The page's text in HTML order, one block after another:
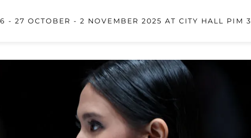
- 27 OCTOBER - 2 NOVEMBER 2025 AT CITY HALL PIM 3